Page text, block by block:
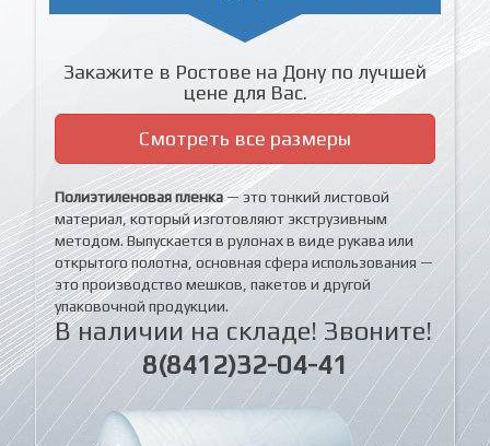
Закажите в Ростове на Дону по лучшей
цене для Вас.
Смотреть все размеры
Полиэтиленовая пленка— это тонкий листовой
материал, который изготовляют экструзивным
методом. Выпускается в рулонах в виде рукава или
открытого полотна, основная сфера использования —
это производство мешков, пакетов и другой
упаковочной продукции.
В наличии на складе! Звоните!
8(8412)32-04-41